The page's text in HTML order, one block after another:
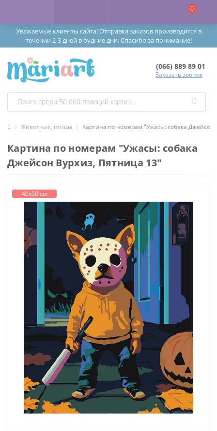
Уважаемые клиенты сайта! Отправка заказов производится в
течении 2-3 дней в будние дни. Спасибо за понимание!
0
(066) 889 89 01
Заказать звонок
Животные, птицы Картина по номерам "Ужасы: собака Джейсон
Картина по номерам "Ужасы: собака
Джейсон Вурхиз, Пятница 13"
40х50 см